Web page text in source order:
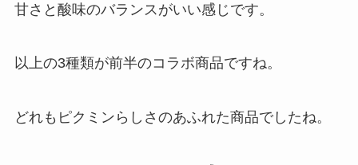
甘さと酸味のバランスがいい感じです。
以上の3種類が前半のコラボ商品ですね。
どれもピクミンらしさのあふれた商品でしたね。